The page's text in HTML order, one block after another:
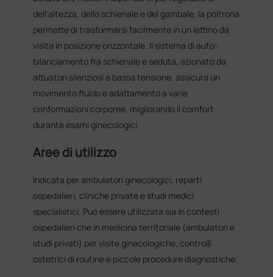
dell'altezza, dello schienale e del gambale, la poltrona
permette di trasformarsi facilmente in un lettino da
visita in posizione orizzontale. Il sistema di auto-
bilanciamento fra schienale e seduta, azionato da
attuatori silenziosi a bassa tensione, assicura un
movimento fluido e adattamento a varie
conformazioni corporee, migliorando il comfort
durante esami ginecologici.
Aree di utilizzo
Indicata per ambulatori ginecologici, reparti
ospedalieri, cliniche private e studi medici
specialistici. Può essere utilizzata sia in contesti
ospedalieri che in medicina territoriale (ambulatori e
studi privati) per visite ginecologiche, controlli
ostetrici di routine e piccole procedure diagnostiche.